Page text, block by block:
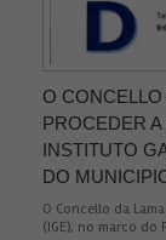
O
PROCEDER
INSTITUTO
DO
O Concello da
(IGE), no marco